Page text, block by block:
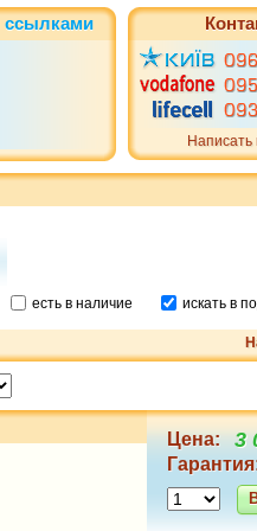
ссылками
Написать
есть в наличие искать в
Цена: 3